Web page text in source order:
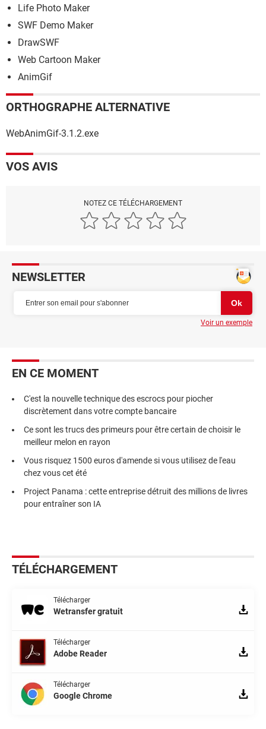
Life Photo Maker
SWF Demo Maker
DrawSWF
Web Cartoon Maker
AnimGif
ORTHOGRAPHE ALTERNATIVE
WebAnimGif-3.1.2.exe
VOS AVIS
NOTEZ CE TÉLÉCHARGEMENT
NEWSLETTER
Voir un exemple
EN CE MOMENT
C'est la nouvelle technique des escrocs pour piocher
discrètement dans votre compte bancaire
Ce sont les trucs des primeurs pour être certain de choisir le
meilleur melon en rayon
Vous risquez 1500 euros d'amende si vous utilisez de l'eau
chez vous cet été
Project Panama : cette entreprise détruit des millions de livres
pour entraîner son IA
TÉLÉCHARGEMENT
Télécharger
Wetransfer gratuit
Télécharger
Adobe Reader
Télécharger
Google Chrome